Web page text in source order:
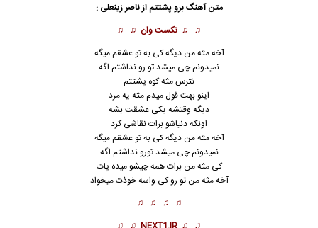
متن آهنگ برو پشتتم ازناصر زینعلی :
♫ ♫ نکست وان ♫ ♫
آخه مثه من دیگه کی به تو عشقم میگه
نمیدونم چی میشد تو رو نداشتم اگه
نترس مثه کوه پشتتم
اینو بهت قول میدم مثه یه مرد
دیگه وقتشه یکی عشقت بشه
اونکه دنیاشو برات نقاشی کرد
آخه مثه من دیگه کی به تو عشقم میگه
نمیدونم چی میشد تورو نداشتم اگه
کی مثه من برات همه چیشو میده پات
آخه مثه من تو رو کی واسه خوذت میخواد
♫ ♫ ♫ ♫